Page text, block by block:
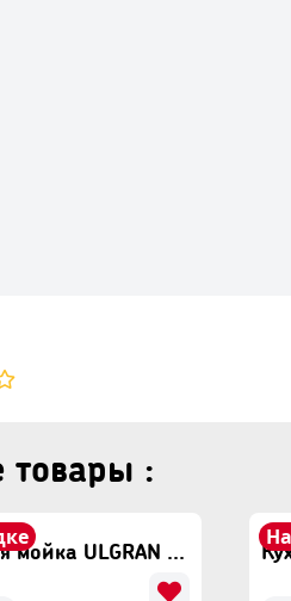
товары :
Кухонная мойка ULGRAN U-608 Бежевый